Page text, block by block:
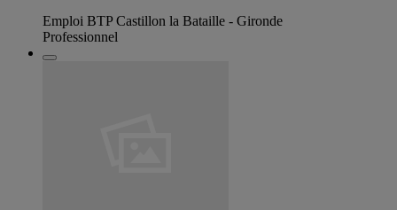
Emploi BTP Castillon la Bataille - Gironde
Professionnel